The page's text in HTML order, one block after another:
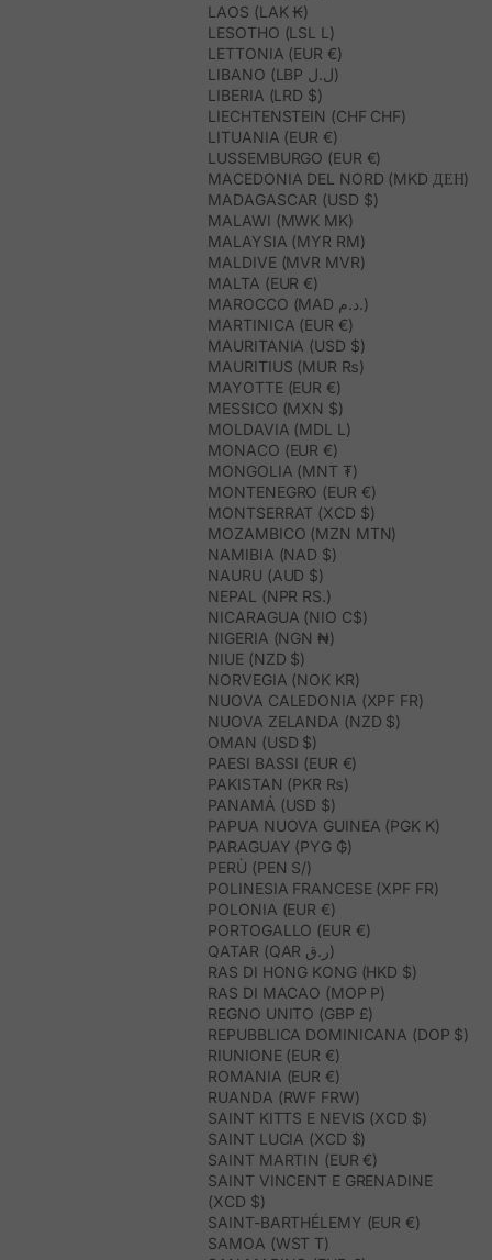
LAOS (LAK ₭)
LESOTHO (LSL L)
LETTONIA (EUR €)
LIBANO (LBP ل.ل)
LIBERIA (LRD $)
LIECHTENSTEIN (CHF CHF)
LITUANIA (EUR €)
LUSSEMBURGO (EUR €)
MACEDONIA DEL NORD (MKD ДЕН)
MADAGASCAR (USD $)
MALAWI (MWK MK)
MALAYSIA (MYR RM)
MALDIVE (MVR MVR)
MALTA (EUR €)
MAROCCO (MAD د.م.)
MARTINICA (EUR €)
MAURITANIA (USD $)
MAURITIUS (MUR ₨)
MAYOTTE (EUR €)
MESSICO (MXN $)
MOLDAVIA (MDL L)
MONACO (EUR €)
MONGOLIA (MNT ₮)
MONTENEGRO (EUR €)
MONTSERRAT (XCD $)
MOZAMBICO (MZN MTN)
NAMIBIA (NAD $)
NAURU (AUD $)
NEPAL (NPR RS.)
NICARAGUA (NIO C$)
NIGERIA (NGN ₦)
NIUE (NZD $)
NORVEGIA (NOK KR)
NUOVA CALEDONIA (XPF FR)
NUOVA ZELANDA (NZD $)
OMAN (USD $)
PAESI BASSI (EUR €)
PAKISTAN (PKR ₨)
PANAMÁ (USD $)
PAPUA NUOVA GUINEA (PGK K)
PARAGUAY (PYG ₲)
PERÙ (PEN S/)
POLINESIA FRANCESE (XPF FR)
POLONIA (EUR €)
PORTOGALLO (EUR €)
QATAR (QAR ر.ق)
RAS DI HONG KONG (HKD $)
RAS DI MACAO (MOP P)
REGNO UNITO (GBP £)
REPUBBLICA DOMINICANA (DOP $)
RIUNIONE (EUR €)
ROMANIA (EUR €)
RUANDA (RWF FRW)
SAINT KITTS E NEVIS (XCD $)
SAINT LUCIA (XCD $)
SAINT MARTIN (EUR €)
SAINT VINCENT E GRENADINE
(XCD $)
SAINT-BARTHÉLEMY (EUR €)
SAMOA (WST T)